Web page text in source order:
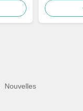
Nouvelles